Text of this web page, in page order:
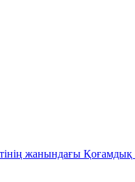
жанындағы